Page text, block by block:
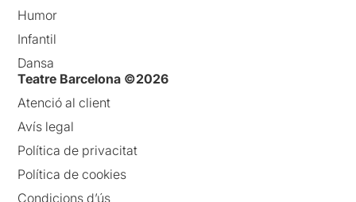
Humor
Infantil
Dansa
Teatre Barcelona ©2026
Atenció al client
Avís legal
Política de privacitat
Política de cookies
Condicions d’ús